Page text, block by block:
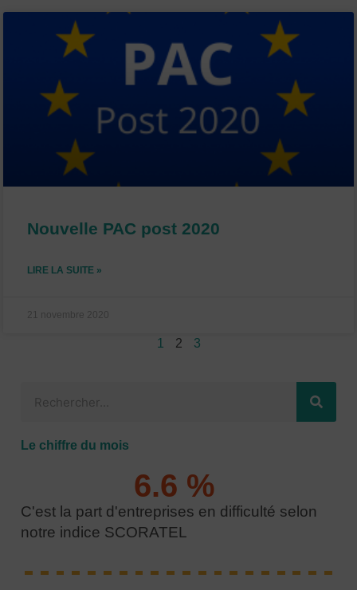
Nouvelle PAC post 2020
LIRE LA SUITE »
21 novembre 2020
1 2 3
h
c
h
Le chiffre du mois
C'est la part d'entreprises en difficulté selon
notre indice SCORATEL
6.6 %